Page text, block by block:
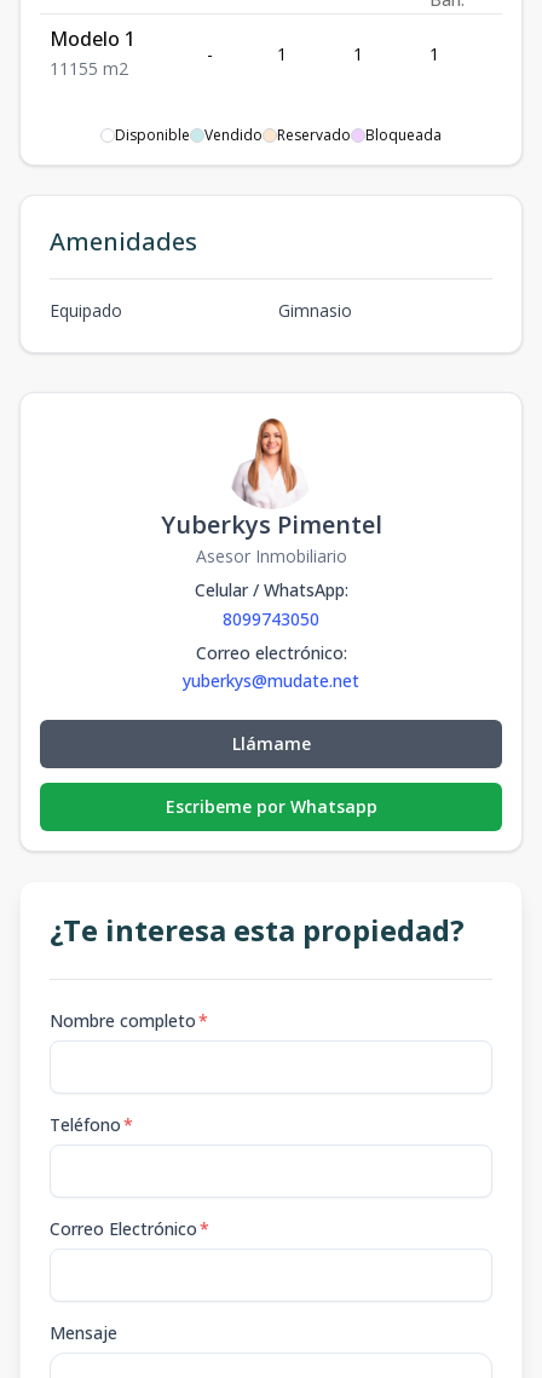
Modelo 1
1 1 1 55 m2
- 1 1 1
Disponible Vendido Reservado Bloqueada
Amenidades
Equipado Gimnasio
Yuberkys Pimentel
Asesor Inmobiliario
Celular / WhatsApp:
8099743050
Correo electrónico:
yuberkys@mudate.net
Llámame
Escribeme por Whatsapp
¿Te interesa esta propiedad?
Nombre completo*
Teléfono*
Correo Electrónico*
Mensaje